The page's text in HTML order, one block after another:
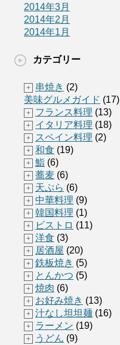
2014年3月
2014年2月
2014年1月
カテゴリー
+ 串焼き (2)
美味グルメガイド (17)
+ フランス料理 (13)
+ イタリア料理 (18)
+ スペイン料理 (2)
+ 和食 (19)
+ 鮨 (6)
+ 蕎麦 (6)
+ 天ぷら (6)
+ 中華料理 (9)
+ 韓国料理 (1)
+ ビストロ (11)
+ 洋食 (3)
+ 居酒屋 (20)
+ 鉄板焼き (5)
+ とんかつ (5)
+ 焼肉 (6)
+ お好み焼き (13)
+ 汁なし坦坦麺 (16)
+ ラーメン (19)
+ うどん (9)